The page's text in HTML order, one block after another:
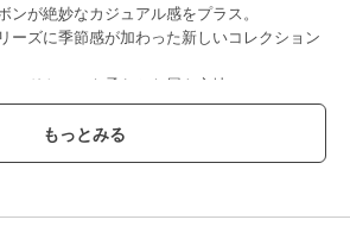
ンが絶妙なカジュアル感をプラス。
ーズに季節感が加わった新しいコレクション
ッドトゥでも柔らかな履き心地。
せやすく、主役級の存在感でシンプルなコー
ります。